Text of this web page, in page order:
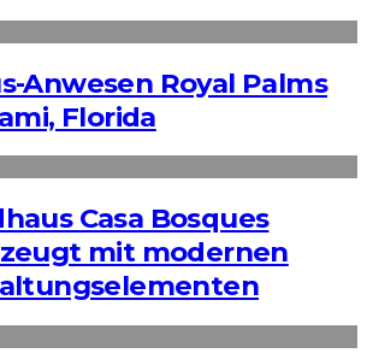
Anwesen Royal Palms
Florida
Casa Bosques
mit modernen